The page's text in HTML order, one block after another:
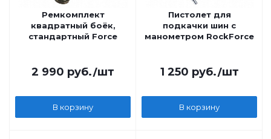
Ремкомплект
квадратный боёк,
стандартный Force
2 990 руб./шт
В корзину
Пистолет для
подкачки шин с
манометром RockForce
1 250 руб./шт
В корзину